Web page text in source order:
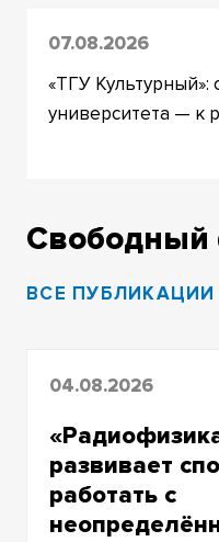
07.08.2026
«ТГУ Культурный»:
университета — к
Свободный
ВСЕ ПУБЛИКАЦИИ
04.08.2026
развивает
работать с